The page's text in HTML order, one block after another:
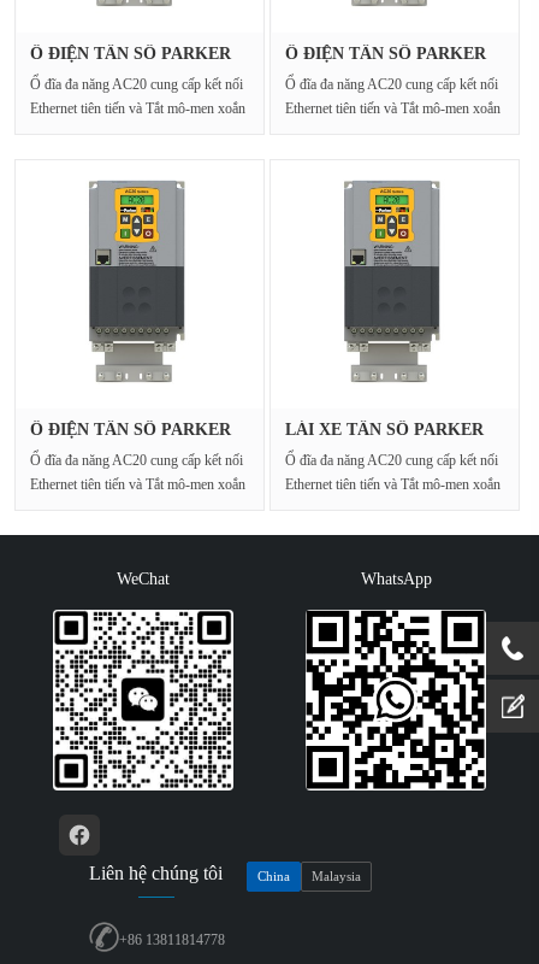
Ổ ĐIỆN TẦN SỐ PARKER
20G-42-00···
Ổ đĩa đa năng AC20 cung cấp kết nối
Ethernet tiên tiến và Tắt mô-men xoắn
Ổ ĐIỆN TẦN SỐ PARKER
20G-32-00···
Ổ đĩa đa năng AC20 cung cấp kết nối
Ethernet tiên tiến và Tắt mô-men xoắn
Ổ ĐIỆN TẦN SỐ PARKER
20G-45-03···
Ổ đĩa đa năng AC20 cung cấp kết nối
Ethernet tiên tiến và Tắt mô-men xoắn
LÁI XE TẦN SỐ PARKER
20G-43-01···
Ổ đĩa đa năng AC20 cung cấp kết nối
Ethernet tiên tiến và Tắt mô-men xoắn
WeChat WhatsApp
Liên hệ chúng tôi China Malaysia
+86 13811814778